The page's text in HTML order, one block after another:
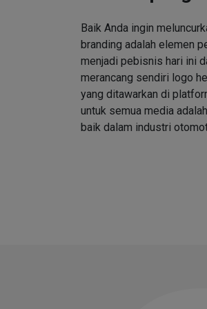
Baik Anda ingin
branding adalah elemen
menjadi pebisnis hari ini
merancang sendiri logo
yang ditawarkan di
untuk semua media
baik dalam industri